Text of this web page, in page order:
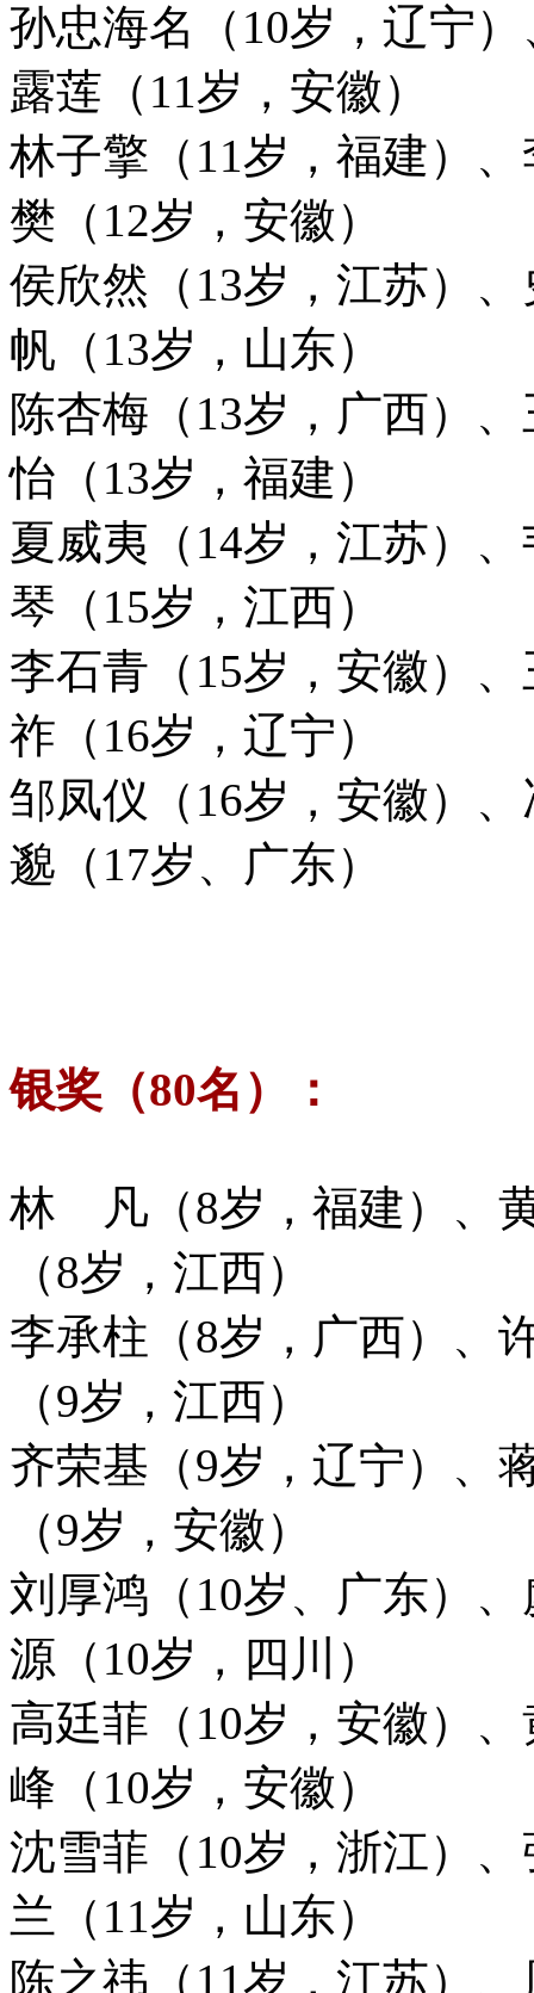
孙忠海名（10岁，辽宁）
露莲（11岁，安徽）
林子擎（11岁，福建）、
樊（12岁，安徽）
侯欣然（13岁，江苏）
帆（13岁，山东）
陈杏梅（13岁，广西）、
怡（13岁，福建）
夏威夷（14岁，江苏）
琴（15岁，江西）
李石青（15岁，安徽）
祚（16岁，辽宁）
邹凤仪（16岁，安徽）、
邈（17岁、广东）
银奖（80名）：
林 凡（8岁，福建）、
（8岁，江西）
李承柱（8岁，广西）、
（9岁，江西）
齐荣基（9岁，辽宁）、
（9岁，安徽）
刘厚鸿（10岁、广东）
源（10岁，四川）
高廷菲（10岁，安徽）、
峰（10岁，安徽）
沈雪菲（10岁，浙江）、
兰（11岁，山东）
陈之祎（11岁，江苏）